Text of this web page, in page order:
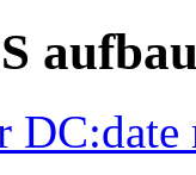
DC:date